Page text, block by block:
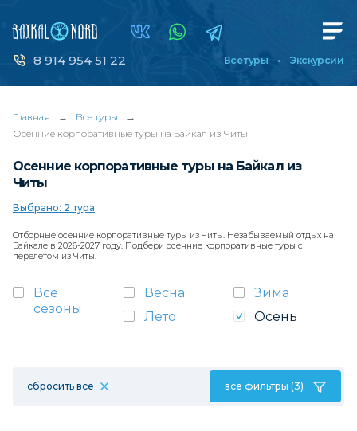
8 914 954 51 22 Все туры Экскурсии
Главная → Все туры
→
Осенние корпоративные туры на Байкал из Читы
Осенние корпоративные туры на Байкал из
Читы
Выбрано: 2 тура
Отборные осенние корпоративные туры из Читы. Незабываемый отдых на
Байкале в 2026-2027 году. Подбери осенние корпоративные туры с
перелетом из Читы.
Все
сезоны
Весна
Зима
Лето
Осень
сбросить все все фильтры (3)